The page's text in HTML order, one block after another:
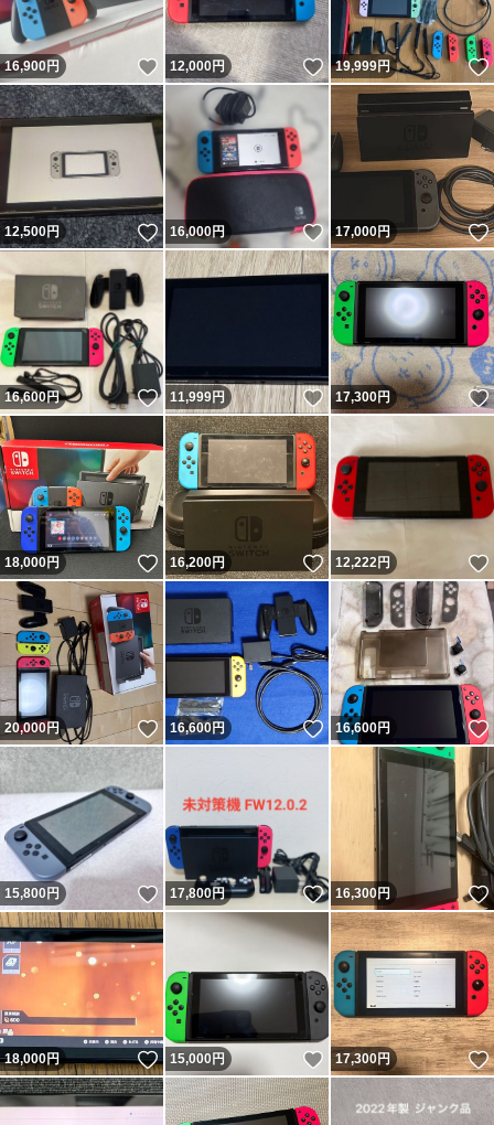
16,900 円 いいね！
12,000円 いいね！
19,999円
12,500円 いいね！
16,000円 いいね！
17,000円
16,600円 いいね！
11,999円 いいね！
17,300円
18,000円 いいね！
16,200円 いいね！
12,222円
20,000円 いいね！
16,600円 いいね！
16,600円
15,800円 いいね！
17,800円 いいね！
16,300円
18,000円 いいね！
15,000円 いいね！
17,300円